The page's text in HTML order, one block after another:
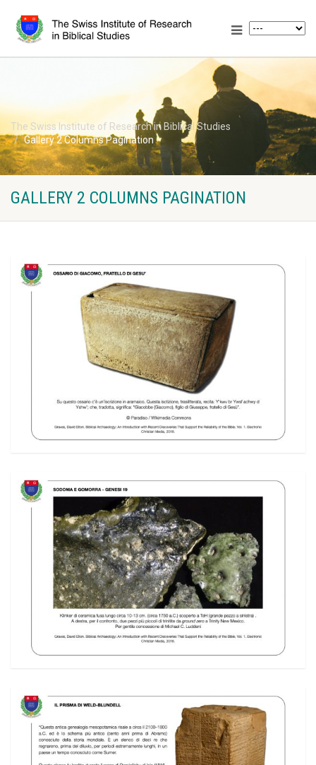
The Swiss Institute of Research in Biblical Studies
Gallery 2 Columns Pagination
GALLERY 2 COLUMNS PAGINATION